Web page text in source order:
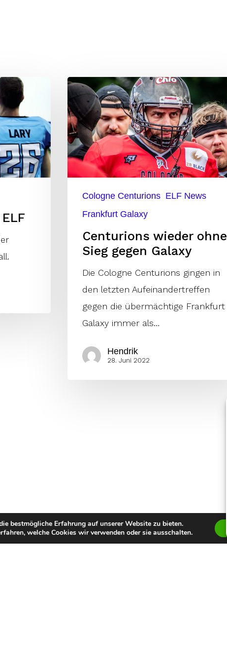
Centurions
wieder
ohne
Sieg
gegen
Galaxy
Cologne Centurions ELF News
Frankfurt Galaxy
Centurions wieder ohne
Sieg gegen Galaxy
Die Cologne Centurions gingen in
den letzten Aufeinandertreffen
gegen die übermächtige Frankfurt
Galaxy immer als…
Hendrik
28. Juni 2022
bestmögliche Erfahrung auf unserer Website zu bieten.
welche Cookies wir verwenden oder sie ausschalten.